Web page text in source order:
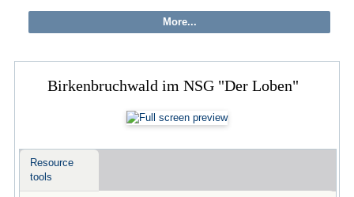
Birkenbruchwald im NSG "Der Loben"
Resource
tools